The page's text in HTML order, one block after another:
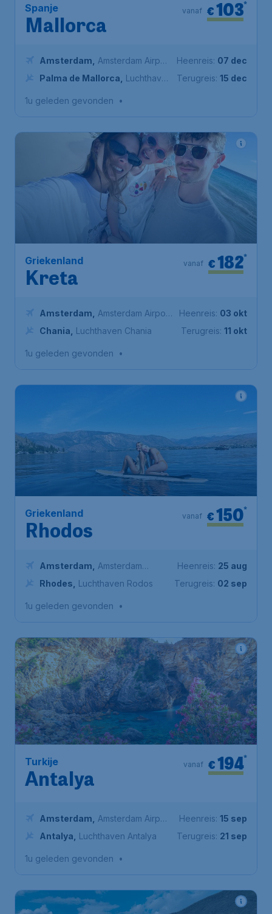
Spanje
Mallorca
€103*
vanaf
Amsterdam
Amsterdam Airport
Schiphol
Palma de Mallorca
Luchthaven
Heenreis: 07 dec
Terugreis: 15 dec
1u geleden gevonden •
Griekenland
Kreta
€182*
vanaf
Amsterdam
Amsterdam Airport
Schiphol
Chania Luchthaven Chania
Heenreis: 03 okt
Terugreis: 11 okt
1u geleden gevonden •
Griekenland
Rhodos
€150*
vanaf
Amsterdam
Amsterdam
Airport Schiphol
Rhodes Luchthaven Rodos
Heenreis: 25 aug
Terugreis: 02 sep
1u geleden gevonden •
Turkije
Antalya
€194*
vanaf
Amsterdam
Amsterdam Airport
Schiphol
Antalya Luchthaven Antalya
Heenreis: 15 sep
Terugreis: 21 sep
1u geleden gevonden •